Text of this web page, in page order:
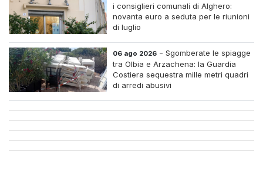
i consiglieri comunali di Alghero:
novanta euro a seduta per le riunioni
di luglio
06 ago 2026 -Sgomberate le spiagge
tra Olbia e Arzachena: la Guardia
Costiera sequestra mille metri quadri
di arredi abusivi